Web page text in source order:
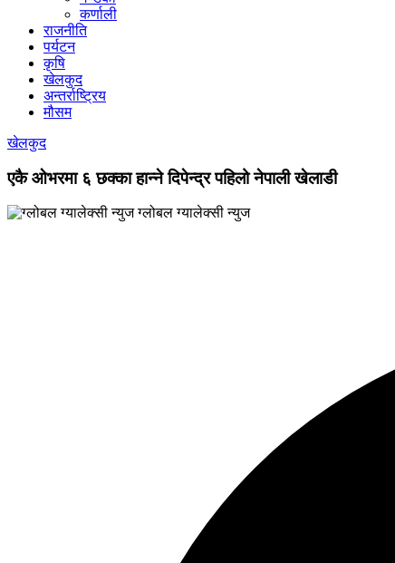
कर्णाली
राजनीति
पर्यटन
कृषि
खेलकुद
अन्तर्राष्ट्रिय
मौसम
खेलकुद
एकै ओभरमा ६ छक्का हान्ने दिपेन्द्र पहिलो नेपाली खेलाडी
ग्लोबल ग्यालेक्सी न्युज